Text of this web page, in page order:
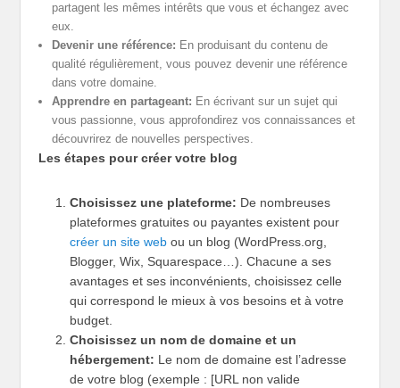
partagent les mêmes intérêts que vous et échangez avec
eux.
Devenir une référence: En produisant du contenu de
qualité régulièrement, vous pouvez devenir une référence
dans votre domaine.
Apprendre en partageant: En écrivant sur un sujet qui
vous passionne, vous approfondirez vos connaissances et
découvrirez de nouvelles perspectives.
Les étapes pour créer votre blog
Choisissez une plateforme: De nombreuses
plateformes gratuites ou payantes existent pour
créer un site web ou un blog (WordPress.org,
Blogger, Wix, Squarespace…). Chacune a ses
avantages et ses inconvénients, choisissez celle
qui correspond le mieux à vos besoins et à votre
budget.
Choisissez un nom de domaine et un
hébergement: Le nom de domaine est l’adresse
de votre blog (exemple : [URL non valide